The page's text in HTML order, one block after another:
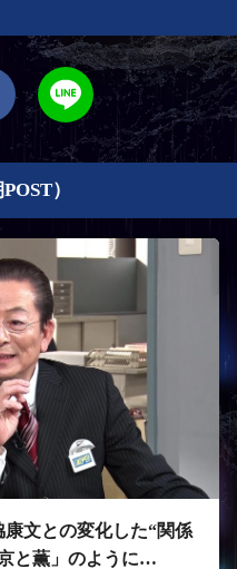
）
文との変化した“関係
と薫」のように…